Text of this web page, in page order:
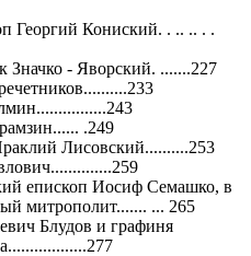
Георгий Кониский. . .. .. . .
- Яворский. .......227
.249
Лисовский..........253
епископ Иосиф Семашко, в
митрополит....... ... 265
Блудов и графиня